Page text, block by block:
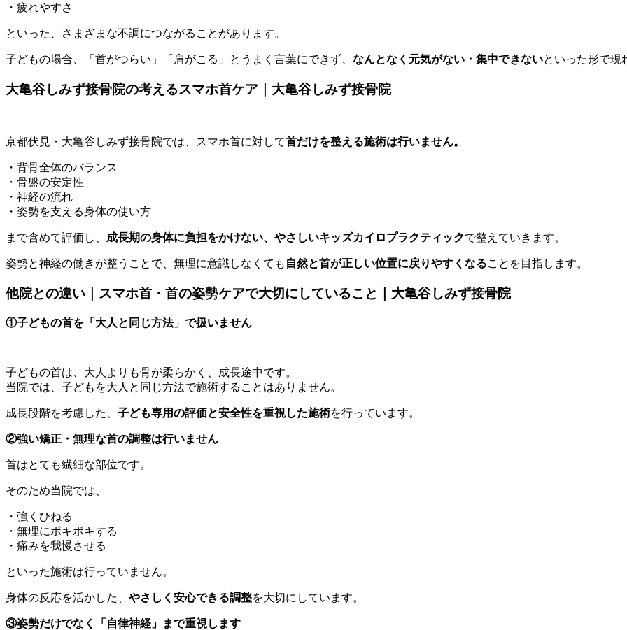
・疲れやすさ
といった、さまざまな不調につながることがあります。
子どもの場合、「首がつらい」「肩がこる」とうまく言葉にできず、 なんとなく元気がない・集中できないといった形で現
大亀谷しみず接骨院の考えるスマホ首ケア｜大亀谷しみず接骨院
京都伏見・大亀谷しみず接骨院では、 スマホ首に対して首だけを整える施術は行いません。
・背骨全体のバランス
・骨盤の安定性
・神経の流れ
・姿勢を支える身体の使い方
まで含めて評価し、 成長期の身体に負担をかけない、やさしいキッズカイロプラクティックで整えていきます。
姿勢と神経の働きが整うことで、 無理に意識しなくても 自然と首が正しい位置に戻りやすくなることを目指します。
他院との違い｜スマホ首・首の姿勢ケアで大切にしていること｜大亀谷しみず接骨院
①子どもの首を「大人と同じ方法」で扱いません
子どもの首は、大人よりも骨が柔らかく、成長途中です。
当院では、子どもを大人と同じ方法で施術することはありません。
成長段階を考慮した、 子ども専用の評価と安全性を重視した施術を行っています。
②強い矯正・無理な首の調整は行いません
首はとても繊細な部位です。
そのため当院では、
・強くひねる
・無理にボキボキする
・痛みを我慢させる
といった施術は行っていません。
身体の反応を活かした、 やさしく安心できる調整を大切にしています。
③姿勢だけでなく「自律神経」まで重視します